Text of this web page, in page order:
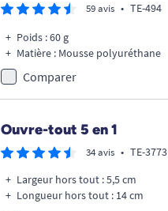
59 avis • TE-494
Poids : 60 g
Matière : Mousse polyuréthane
Comparer
Ouvre-tout 5 en 1
34 avis • TE-3773
Largeur hors tout : 5,5 cm
Longueur hors tout : 14 cm